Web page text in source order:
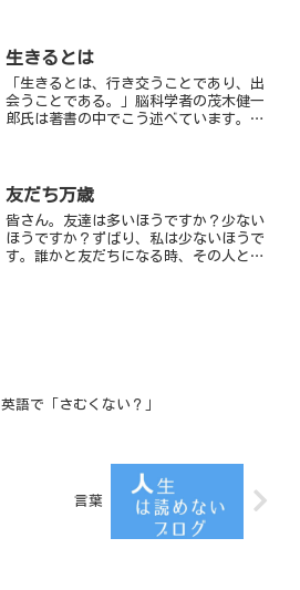
られていました。我々一...
生きるとは
「生きるとは、行き交うことであり、出
会うことである。」脳科学者の茂木健一
郎氏は著書の中でこう述べています。人
うか。（憶えていませんけ...
友だち万歳
皆さん。友達は多いほうですか？少ない
ほうですか？ずばり、私は少ないほうで
す。誰かと友だちになる時、その人と書
英語で「さむくない？」
言葉